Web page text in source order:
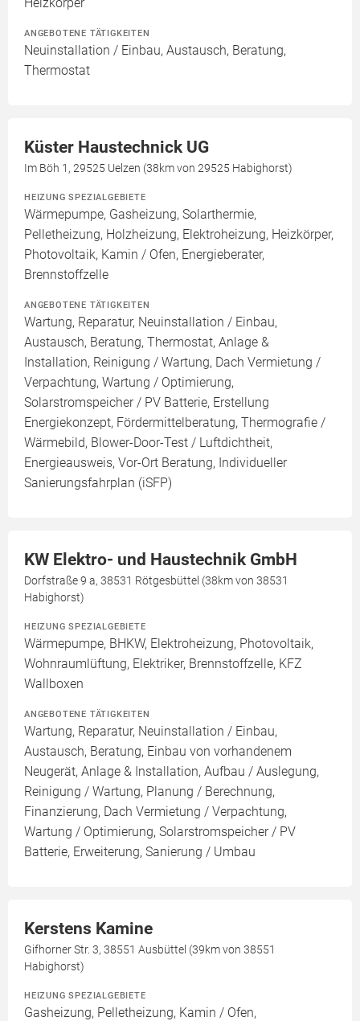
ANGEBOTENE TÄTIGKEITEN
Neuinstallation / Einbau, Austausch, Beratung,
Thermostat
Küster Haustechnick UG
Im Böh 1, 29525 Uelzen (38km von 29525 Habighorst)
HEIZUNG SPEZIALGEBIETE
Wärmepumpe, Gasheizung, Solarthermie,
Pelletheizung, Holzheizung, Elektroheizung, Heizkörper,
Photovoltaik, Kamin / Ofen, Energieberater,
Brennstoffzelle
ANGEBOTENE TÄTIGKEITEN
Wartung, Reparatur, Neuinstallation / Einbau,
Austausch, Beratung, Thermostat, Anlage &
Installation, Reinigung / Wartung, Dach Vermietung /
Verpachtung, Wartung / Optimierung,
Solarstromspeicher / PV Batterie, Erstellung
Energiekonzept, Fördermittelberatung, Thermografie /
Wärmebild, Blower-Door-Test / Luftdichtheit,
Energieausweis, Vor-Ort Beratung, Individueller
Sanierungsfahrplan (iSFP)
KW Elektro- und Haustechnik GmbH
Dorfstraße 9 a, 38531 Rötgesbüttel (38km von 38531
Habighorst)
HEIZUNG SPEZIALGEBIETE
Wärmepumpe, BHKW, Elektroheizung, Photovoltaik,
Wohnraumlüftung, Elektriker, Brennstoffzelle, KFZ
Wallboxen
ANGEBOTENE TÄTIGKEITEN
Wartung, Reparatur, Neuinstallation / Einbau,
Austausch, Beratung, Einbau von vorhandenem
Neugerät, Anlage & Installation, Aufbau / Auslegung,
Reinigung / Wartung, Planung / Berechnung,
Finanzierung, Dach Vermietung / Verpachtung,
Wartung / Optimierung, Solarstromspeicher / PV
Batterie, Erweiterung, Sanierung / Umbau
Kerstens Kamine
Gifhorner Str. 3, 38551 Ausbüttel (39km von 38551
Habighorst)
HEIZUNG SPEZIALGEBIETE
Gasheizung, Pelletheizung, Kamin / Ofen,